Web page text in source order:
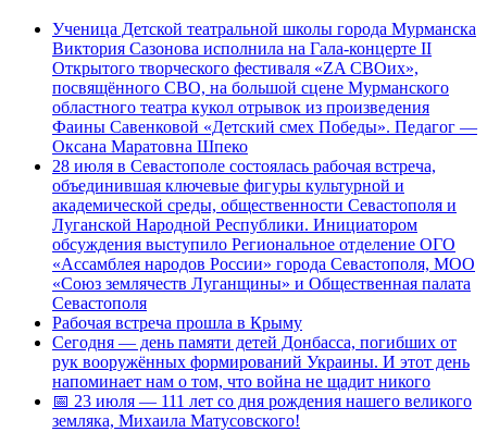
Ученица Детской театральной школы города Мурманска
Виктория Сазонова исполнила на Гала-концерте II
Открытого творческого фестиваля «ZA СВОих»,
посвящённого СВО, на большой сцене Мурманского
областного театра кукол отрывок из произведения
Фаины Савенковой «Детский смех Победы». Педагог —
Оксана Маратовна Шпеко
28 июля в Севастополе состоялась рабочая встреча,
объединившая ключевые фигуры культурной и
академической среды, общественности Севастополя и
Луганской Народной Республики. Инициатором
обсуждения выступило Региональное отделение ОГО
«Ассамблея народов России» города Севастополя, МОО
«Союз землячеств Луганщины» и Общественная палата
Севастополя
Рабочая встреча прошла в Крыму
Сегодня — день памяти детей Донбасса, погибших от
рук вооружённых формирований Украины. И этот день
напоминает нам о том, что война не щадит никого
📅 23 июля — 111 лет со дня рождения нашего великого
земляка, Михаила Матусовского!